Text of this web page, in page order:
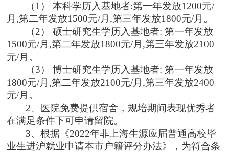
（1） 本科学历入基地者:第一年发放1200元/
月,第二年发放1500元/月,第三年发放1800元/月。
（2） 硕士研究生学历入基地者: 第一年发放
1500元/月,第二年发放1800元/月,第三年发放2100
元/月。
（3） 博士研究生学历入基地者: 第一年发放
1800元/月,第二年发放2100元/月,第三年发放2400
元/月。
2、
医院免费提供宿舍，规培期间表现优秀者
在满足条件下可申请留院。
3、根据 《2022年非上海生源应届普通高校毕
业生进沪就业申请本市户籍评分办法》，为符合条